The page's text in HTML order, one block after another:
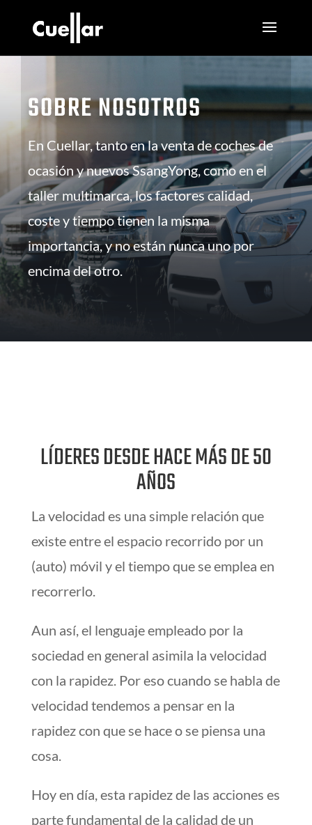
SOBRE NOSOTROS
En Cuellar, tanto en la venta de coches de
ocasión y nuevos SsangYong, como en el
taller multimarca, los factores calidad,
coste y tiempo tienen la misma
importancia, y no están nunca uno por
encima del otro.
LÍDERES DESDE HACE MÁS DE 50
AÑOS
La velocidad es una simple relación que
existe entre el espacio recorrido por un
(auto) móvil y el tiempo que se emplea en
recorrerlo.
Aun así, el lenguaje empleado por la
sociedad en general asimila la velocidad
con la rapidez. Por eso cuando se habla de
velocidad tendemos a pensar en la
rapidez con que se hace o se piensa una
cosa.
Hoy en día, esta rapidez de las acciones es
parte fundamental de la calidad de un